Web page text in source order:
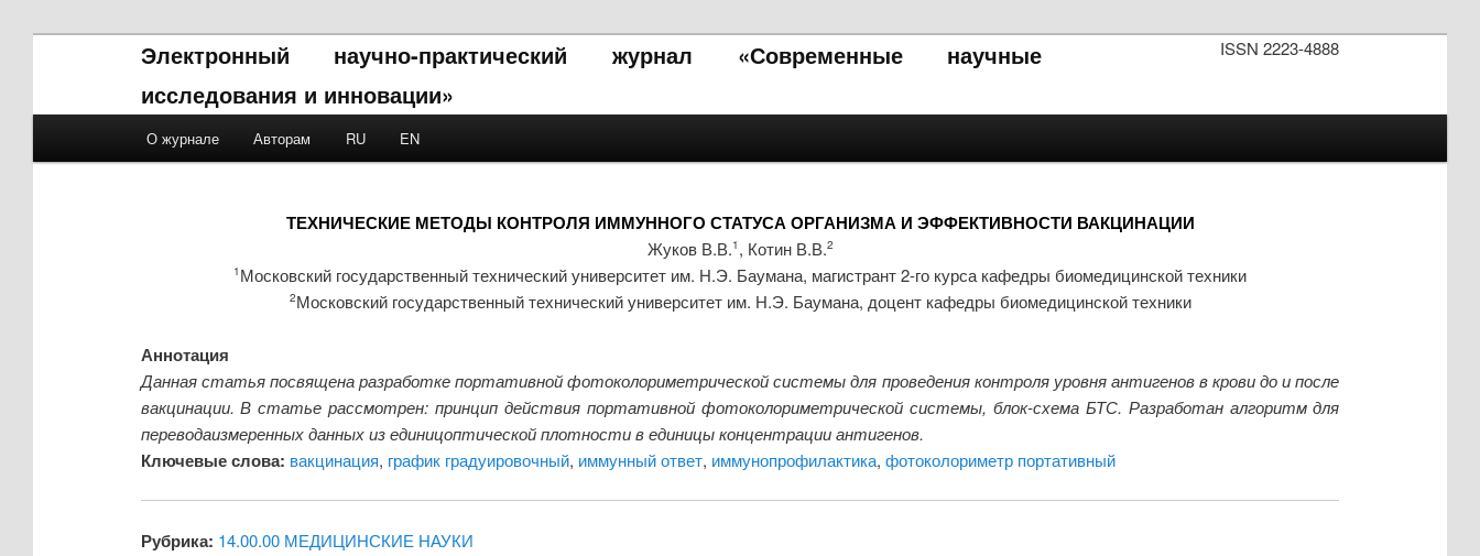
ISSN 2223-4888
Электронный научно-практический журнал «Современные научные
исследования и инновации»
Skip to primary content
Skip to secondary content
О журнале Авторам RU EN
ТЕХНИЧЕСКИЕ МЕТОДЫ КОНТРОЛЯ ИММУННОГО СТАТУСА ОРГАНИЗМА И ЭФФЕКТИВНОСТИ ВАКЦИНАЦИИ
Жуков В.В.1 , Котин В.В.2
1 Московский государственный технический университет им. Н.Э. Баумана, магистрант 2-го курса кафедры биомедицинской техники
2Московский государственный технический университет им. Н.Э. Баумана, доцент кафедры биомедицинской техники
Аннотация
Данная статья посвящена разработке портативной фотоколориметрической системы для проведения контроля уровня антигенов в крови до и после
вакцинации. В статье рассмотрен: принцип действия портативной фотоколориметрической системы, блок-схема БТС. Разработан алгоритм для
переводаизмеренных данных из единицоптической плотности в единицы концентрации антигенов.
Ключевые слова: вакцинация, график градуировочный, иммунный ответ, иммунопрофилактика, фотоколориметр портативный
Рубрика: 14.00.00 МЕДИЦИНСКИЕ НАУКИ